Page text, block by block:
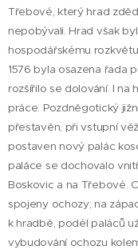
Třebové, který hrad
nepobývali. Hrad však
hospodářskému
1576 byla osazena řada
rozšířilo se dolování. I
práce. Pozdněgotický
přestavěn, při vstupní
postaven nový palác
paláce se dochovalo
Boskovic a na Třebové.
spojeny ochozy; na
k hradbě, podél paláců
vybudování ochozu